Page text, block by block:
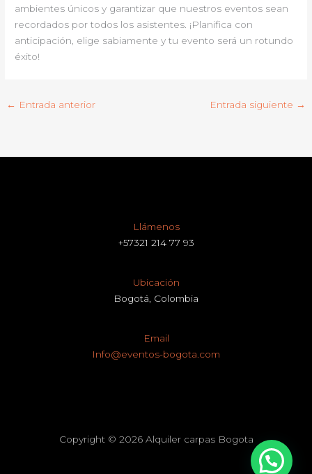
ambientes únicos y garantizar que nuestros eventos sean
recordados por todos los asistentes. ¡Planifica con
anticipación, elige sabiamente y tu evento será un rotundo
éxito!
← Entrada anterior Entrada siguiente →
Llámenos
+57321 214 77 93
Ubicación
Bogotá, Colombia
Email
Info@eventos-bogota.com
Copyright © 2026 Alquiler carpas Bogota